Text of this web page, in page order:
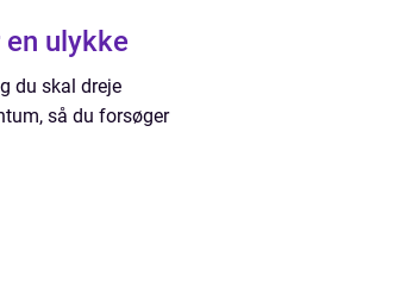
ulykke
du skal dreje
så du forsøger